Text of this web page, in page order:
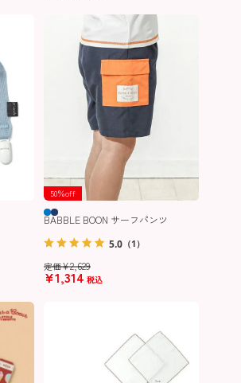
50％off
BABBLE BOON サーフパンツ
定価¥2,629
¥1,314 税込
5.0（1）